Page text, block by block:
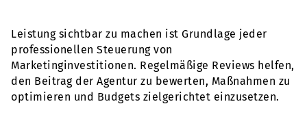
Leistung sichtbar zu machen ist Grundlage jeder
professionellen Steuerung von
Marketinginvestitionen. Regelmäßige Reviews helfen,
den Beitrag der Agentur zu bewerten, Maßnahmen zu
optimieren und Budgets zielgerichtet einzusetzen.